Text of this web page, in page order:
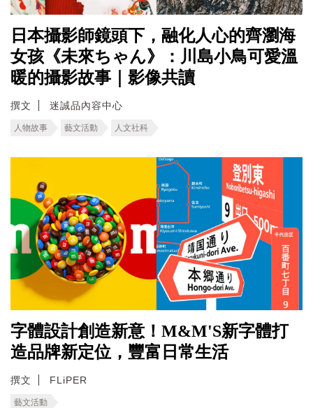
日本攝影師鏡頭下，融化人心的齊瀏海
女孩《未來ちゃん》：川島小鳥可愛溫
暖的攝影故事｜影像共讀
撰文 迷誠品內容中心
人物故事 藝文活動 人文社科
字體設計創造新意！M&M'S新字體打
造品牌新定位，豐富日常生活
撰文 FLiPER
藝文活動